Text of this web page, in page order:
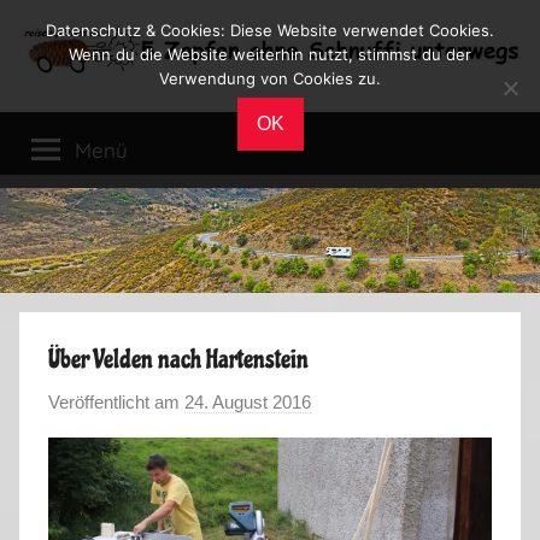
Inhalt
Reiseblog
Leben
im
Wohnmobil
Menü
Über Velden nach Hartenstein
Veröffentlicht am 24. August 2016
o
n
M
a
Datenschutz & Cookies: Diese Website verwendet Cookies.
Wenn du die Website weiterhin nutzt, stimmst du der
Verwendung von Cookies zu.
OK